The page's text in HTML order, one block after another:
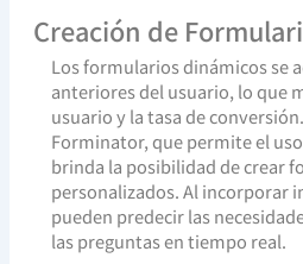
Creación de
Los formularios dinámicos se
anteriores del usuario, lo que
usuario y la tasa de
Forminator, que permite el
brinda la posibilidad de crear
personalizados. Al incorporar
pueden predecir las
las preguntas en tiempo real.